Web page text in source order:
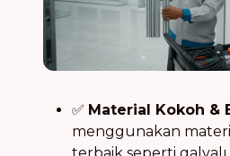
✅ Material Kokoh &
menggunakan